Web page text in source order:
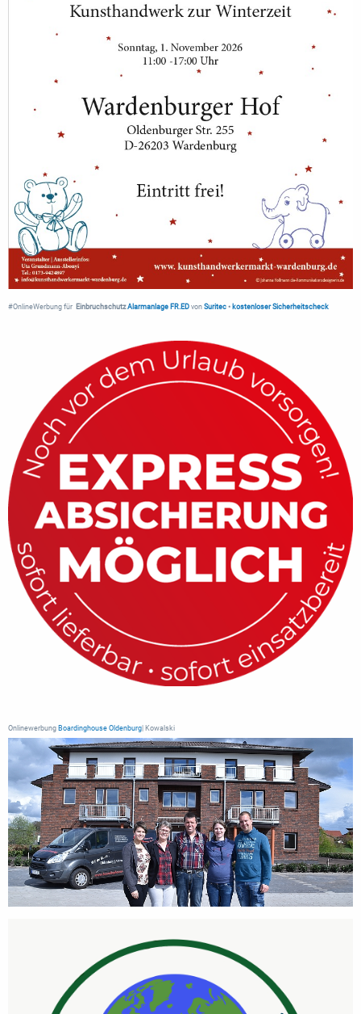
#OnlineWerbung für Einbruchschutz Alarmanlage FR.ED von Suritec • kostenloser Sicherheitscheck
Onlinewerbung Boardinghouse Oldenburg | Kowalski